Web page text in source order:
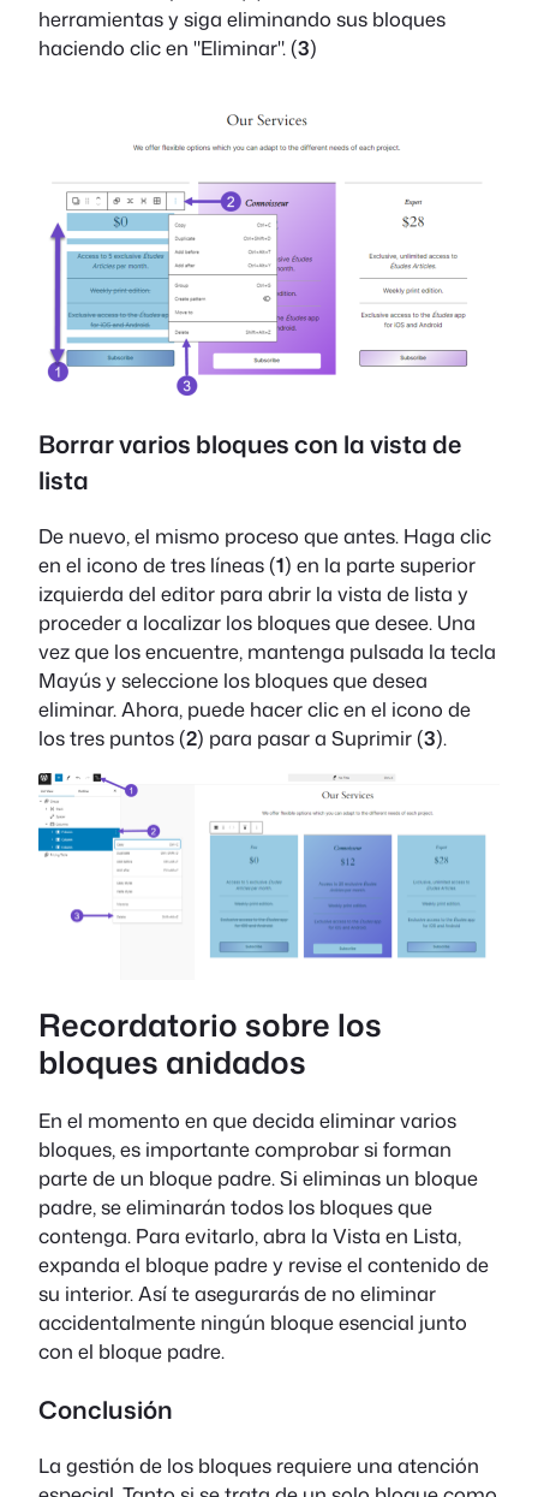
herramientas y siga eliminando sus bloques
haciendo clic en "Eliminar". (3)
Borrar varios bloques con la vista de
lista
De nuevo, el mismo proceso que antes. Haga clic
en el icono de tres líneas (1) en la parte superior
izquierda del editor para abrir la vista de lista y
proceder a localizar los bloques que desee. Una
vez que los encuentre, mantenga pulsada la tecla
Mayús y seleccione los bloques que desea
eliminar. Ahora, puede hacer clic en el icono de
los tres puntos (2) para pasar a Suprimir (3).
Recordatorio sobre los
bloques anidados
En el momento en que decida eliminar varios
bloques, es importante comprobar si forman
parte de un bloque padre. Si eliminas un bloque
padre, se eliminarán todos los bloques que
contenga. Para evitarlo, abra la Vista en Lista,
expanda el bloque padre y revise el contenido de
su interior. Así te asegurarás de no eliminar
accidentalmente ningún bloque esencial junto
con el bloque padre.
Conclusión
La gestión de los bloques requiere una atención